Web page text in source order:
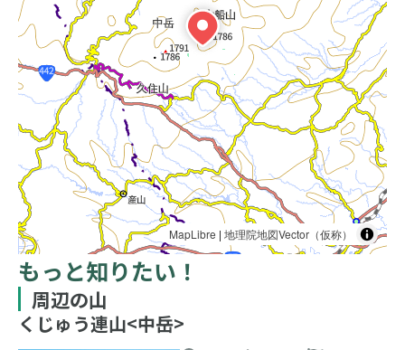
MapLibre |地理院地図Vector（仮称）
もっと知りたい！
周辺の山
くじゅう連山<中岳>